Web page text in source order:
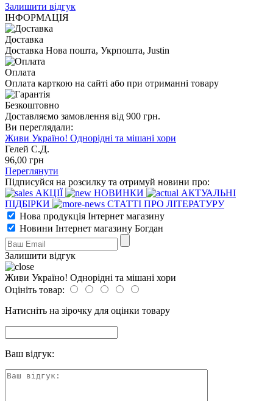
Залишити відгук
ІНФОРМАЦІЯ
Доставка
Доставка Нова пошта, Укрпошта, Justin
Оплата
Оплата карткою на сайті або при отриманні товару
Безкоштовно
Доставляємо замовлення від 900 грн.
Ви переглядали:
Живи Україно! Однорідні та мішані хори
Гелей С.Д.
96,00 грн
Переглянути
Підписуйся на розсилку та отримуй новини про:
АКЦІЇ
НОВИНКИ
АКТУАЛЬНІ
ПІДБІРКИ
СТАТТІ ПРО ЛІТЕРАТУРУ
Нова продукція Інтернет магазину
Новини Інтернет магазину Богдан
Залишити відгук
Живи Україно! Однорідні та мішані хори
Оцініть товар:
Натисніть на зірочку для оцінки товару
Ваш відгук: